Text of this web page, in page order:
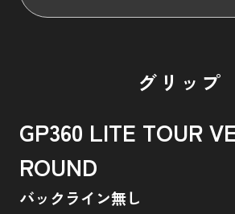
グリップ
GP360 LITE TOUR
ROUND
バックライン無し